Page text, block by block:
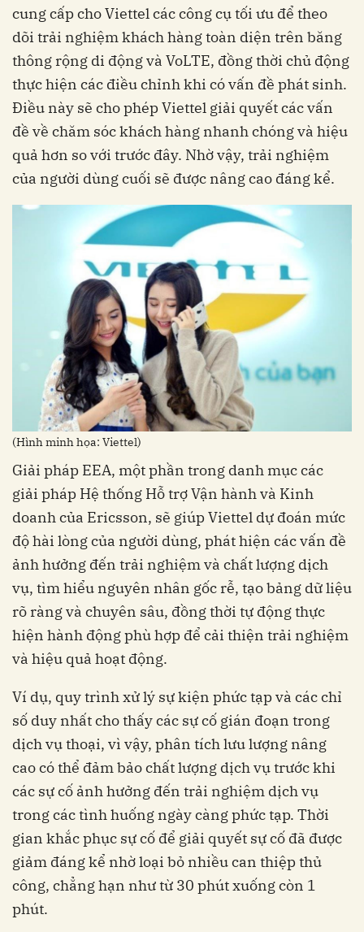
cung cấp cho Viettel các công cụ tối ưu để theo
dõi trải nghiệm khách hàng toàn diện trên băng
thông rộng di động và VoLTE, đồng thời chủ động
thực hiện các điều chỉnh khi có vấn đề phát sinh.
Điều này sẽ cho phép Viettel giải quyết các vấn
đề về chăm sóc khách hàng nhanh chóng và hiệu
quả hơn so với trước đây. Nhờ vậy, trải nghiệm
của người dùng cuối sẽ được nâng cao đáng kể.
(Hình minh họa: Viettel)
Giải pháp EEA, một phần trong danh mục các
giải pháp Hệ thống Hỗ trợ Vận hành và Kinh
doanh của Ericsson, sẽ giúp Viettel dự đoán mức
độ hài lòng của người dùng, phát hiện các vấn đề
ảnh hưởng đến trải nghiệm và chất lượng dịch
vụ, tìm hiểu nguyên nhân gốc rễ, tạo bảng dữ liệu
rõ ràng và chuyên sâu, đồng thời tự động thực
hiện hành động phù hợp để cải thiện trải nghiệm
và hiệu quả hoạt động.
Ví dụ, quy trình xử lý sự kiện phức tạp và các chỉ
số duy nhất cho thấy các sự cố gián đoạn trong
dịch vụ thoại, vì vậy, phân tích lưu lượng nâng
cao có thể đảm bảo chất lượng dịch vụ trước khi
các sự cố ảnh hưởng đến trải nghiệm dịch vụ
trong các tình huống ngày càng phức tạp. Thời
gian khắc phục sự cố để giải quyết sự cố đã được
giảm đáng kể nhờ loại bỏ nhiều can thiệp thủ
công, chẳng hạn như từ 30 phút xuống còn 1
phút.